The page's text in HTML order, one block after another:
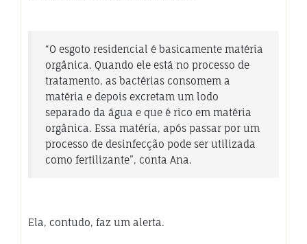
“O esgoto residencial é basicamente matéria
orgânica. Quando ele está no processo de
tratamento, as bactérias consomem a
matéria e depois excretam um lodo
separado da água e que é rico em matéria
orgânica. Essa matéria, após passar por um
processo de desinfecção pode ser utilizada
como fertilizante”, conta Ana.
Ela, contudo, faz um alerta.